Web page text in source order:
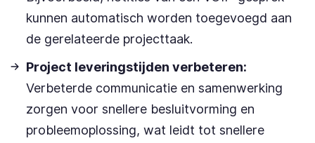
kunnen automatisch worden toegevoegd aan
de gerelateerde projecttaak.
Project leveringstijden verbeteren:
Verbeterde communicatie en samenwerking
zorgen voor snellere besluitvorming en
probleemoplossing, wat leidt tot snellere